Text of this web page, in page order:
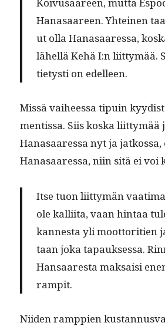
Hanasaa­reen. Yhteinen
ut olla Hanasaa­res­sa,
lähel­lä Kehä I:n liit­tymää.
tietysti on edelleen.
Mis­sä vai­heessa tipuin
men­tis­sa. Siis kos­ka liit­tymää
Hanasaa­res­sa nyt ja
Hanasaa­res­sa, niin sitä ei voi
Itse tuon liit­tymän
ole kalli­ita, vaan hin­taa
kannes­ta yli moot­tori­tien
taan joka tapauk­ses­sa.
Hansaares­ta mak­saisi
rampit.
Niiden ramp­pi­en